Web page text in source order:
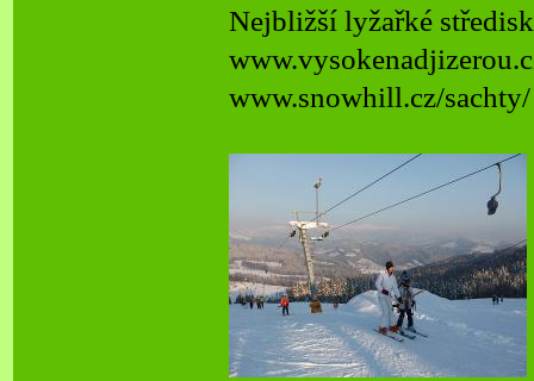
Nejbližší lyžařké
www.snowhill.cz/sachty/